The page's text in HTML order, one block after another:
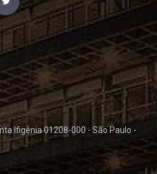
Ifigênia 01208-000 - São Paulo -